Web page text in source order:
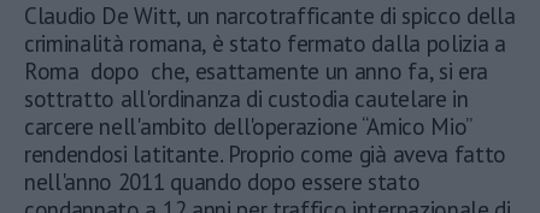
Claudio De Witt, un narcotrafficante di spicco della
criminalità romana, è stato fermato dalla polizia a
Roma dopo che, esattamente un anno fa, si era
sottratto all'ordinanza di custodia cautelare in
carcere nell'ambito dell'operazione “Amico Mio”
rendendosi latitante. Proprio come già aveva fatto
nell'anno 2011 quando dopo essere stato